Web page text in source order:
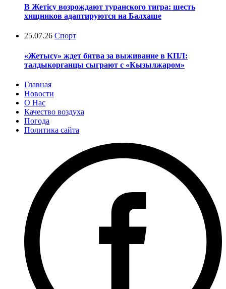
В Жетісу возрождают туранского тигра: шесть
хищников адаптируются на Балхаше
25.07.26 Спорт
«Жетысу» ждет битва за выживание в КПЛ:
талдыкорганцы сыграют с «Кызылжаром»
Главная
Новости
О Нас
Качество воздуха
Погода
Политика сайта